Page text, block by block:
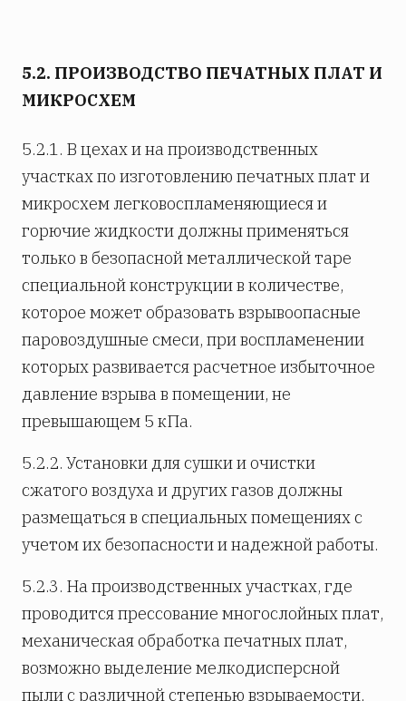
5.2. ПРОИЗВОДСТВО ПЕЧАТНЫХ ПЛАТ И
МИКРОСХЕМ
5.2.1. В цехах и на производственных
участках по изготовлению печатных плат и
микросхем легковоспламеняющиеся и
горючие жидкости должны применяться
только в безопасной металлической таре
специальной конструкции в количестве,
которое может образовать взрывоопасные
паровоздушные смеси, при воспламенении
которых развивается расчетное избыточное
давление взрыва в помещении, не
превышающем 5 кПа.
5.2.2. Установки для сушки и очистки
сжатого воздуха и других газов должны
размещаться в специальных помещениях с
учетом их безопасности и надежной работы.
5.2.3. На производственных участках, где
проводится прессование многослойных плат,
механическая обработка печатных плат,
возможно выделение мелкодисперсной
пыли с различной степенью взрываемости,